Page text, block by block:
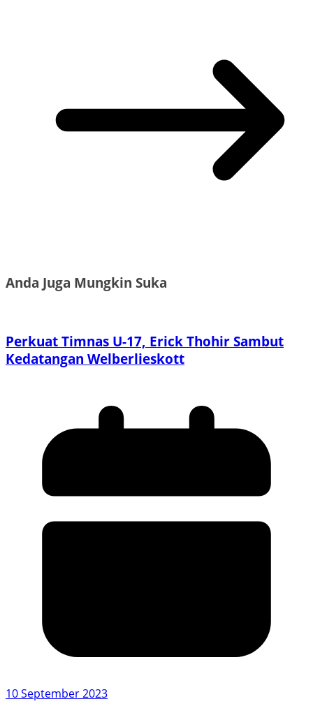
Anda Juga Mungkin Suka
Perkuat Timnas U-17, Erick Thohir Sambut
Kedatangan Welberlieskott
10 September 2023